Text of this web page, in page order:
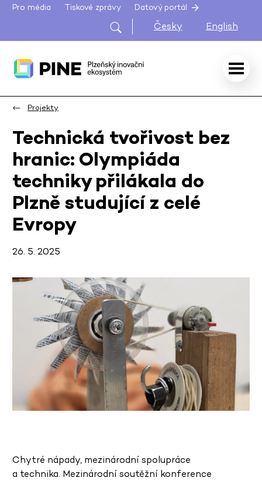
Pro média Tiskové zprávy Datový portál
Česky English
Projekty
Technická tvořivost bez
hranic: Olympiáda
techniky přilákala do
Plzně studující z celé
Evropy
26. 5. 2025
Chytré nápady, mezinárodní spolupráce
a technika. Mezinárodní soutěžní konference